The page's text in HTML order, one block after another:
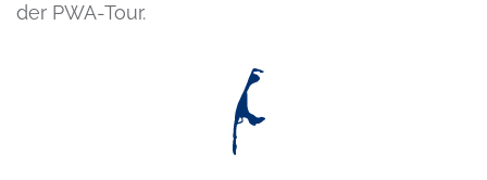
der PWA-Tour.
Einleitung